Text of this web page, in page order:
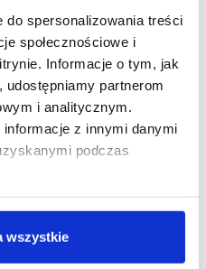
spersonalizowania treści
społecznościowe i
Informacje o tym, jak
partnerom
i analitycznym.
z innymi danymi
podczas
wszystkie